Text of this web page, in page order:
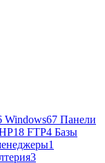
Windows67 Панели
18 FTP4 Базы
1
3